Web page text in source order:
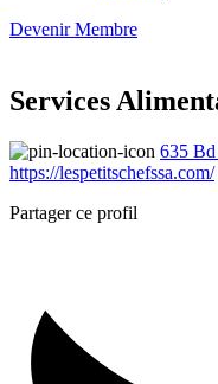
Devenir Membre
Services
635
https://lespetitschefssa.com/
Partager ce profil